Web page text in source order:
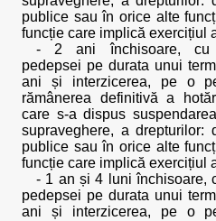
publice sau în orice alte
funcție care implică exercițiul
- 2 ani închisoare, cu
pedepsei pe durata unui
ani și interzicerea, pe o
rămânerea definitivă a
care s-a dispus
supraveghere, a
publice sau în orice alte
funcție care implică exercițiul
- 1 an și 4 luni închisoare,
pedepsei pe durata unui
ani și interzicerea, pe o